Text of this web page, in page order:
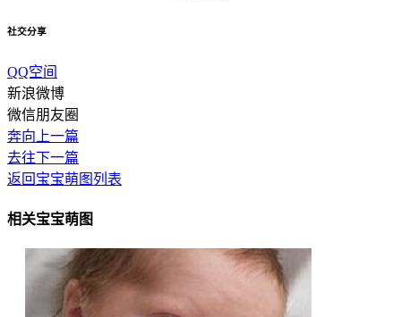
社交分享
QQ空间
新浪微博
微信朋友圈
奔向上一篇
去往下一篇
返回宝宝萌图列表
相关宝宝萌图